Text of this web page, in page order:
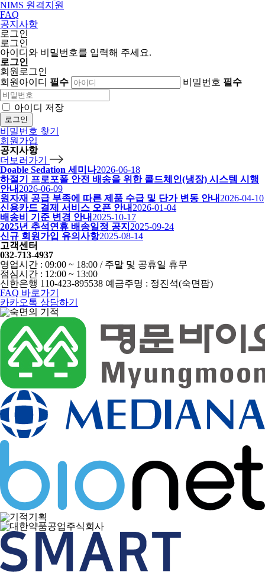
NIMS 원격지원
FAQ
공지사항
로그인
로그인
아이디와 비밀번호를 입력해 주세요.
로그인
회원로그인
회원아이디 필수 비밀번호 필수
아이디 저장
로그인
비밀번호 찾기
회원가입
공지사항
더보러가기
Doable Sedation 세미나2026-06-18
하절기 프로포폴 안전 배송을 위한 콜드체인(냉장) 시스템 시행
안내 2026-06-09
원자재 공급 부족에 따른 제품 수급 및 단가 변동 안내 2026-04-10
신용카드 결제 서비스 오픈 안내 2026-01-04
배송비 기준 변경 안내 2025-10-17
2025년 추석연휴 배송일정 공지 2025-09-24
신규 회원가입 유의사항2025-08-14
고객센터
032-713-4937
영업시간 : 09:00 ~ 18:00 / 주말 및 공휴일 휴무
점심시간 : 12:00 ~ 13:00
신한은행 110-423-895538 예금주명 : 정진석(숙면팜)
FAQ 바로가기
카카오톡 상담하기